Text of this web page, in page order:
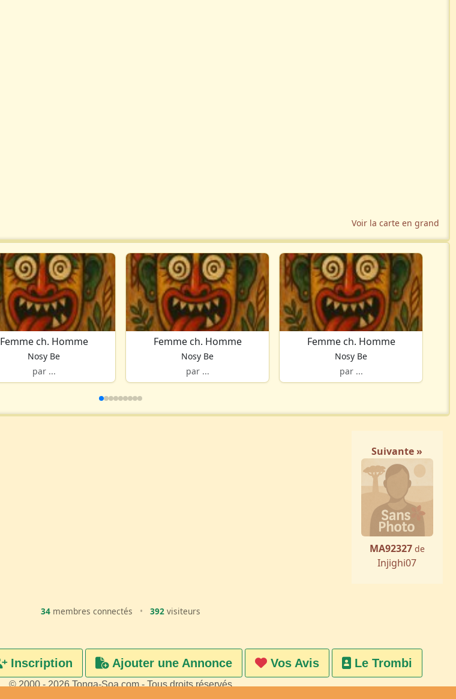
Voir la carte en grand
Femme ch. Homme
Nosy Be
par ...
Femme ch. Homme
Nosy Be
par ...
Femme ch. Homme
Nosy Be
par ...
Suivante »
MA92327 de
Injighi07
34 membres connectés • 392 visiteurs
Inscription Ajouter une Annonce Vos Avis Le Trombi
© 2000 - 2026 Tonga-Soa.com - Tous droits réservés